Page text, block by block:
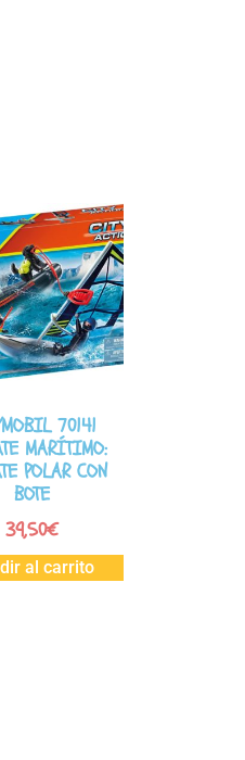
70141
MARÍTIMO:
POLAR CON
BOTE
39,50€
al carrito